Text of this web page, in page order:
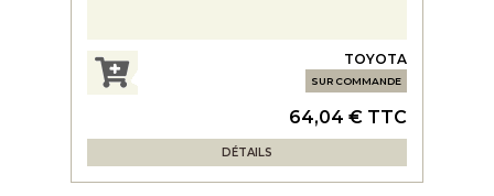
TOYOTA
SUR COMMANDE
64,04 € TTC
DÉTAILS